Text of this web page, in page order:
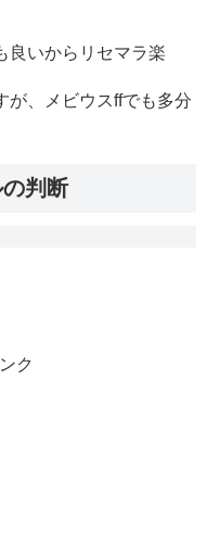
良いからリセマラ楽
が、メビウスffでも多分
判断
ク